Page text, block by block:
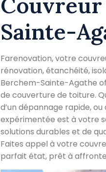
Sainte-
Farenovation, votre
rénovation, étanchéité,
Berchem-Sainte-Agathe
de couverture de toiture.
d’un dépannage rapide,
expérimentée est à votre
solutions durables et de
Faites appel à votre
parfait état, prêt à